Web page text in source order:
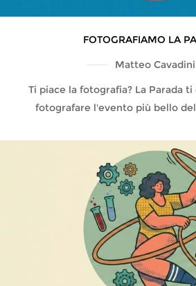
FOTOGRAFIAMO LA
Matteo Cavadini
Ti piace la fotografia? La Parada
fotografare l'evento più bello